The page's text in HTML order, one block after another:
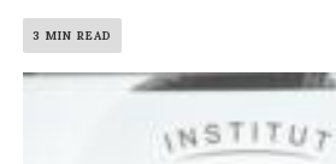
3 MIN READ